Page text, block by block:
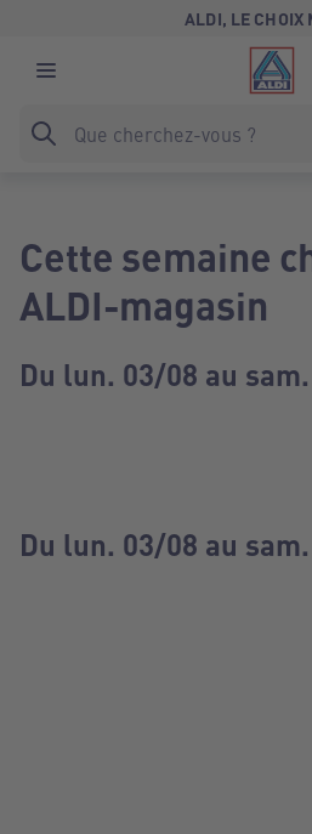
ALDI, LE CHOIX
Cette semaine
ALDI-magasin
Du lun. 03/08 au
Du lun. 03/08 au